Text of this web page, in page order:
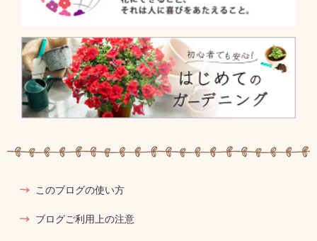
このブログの使い方
ブログご利用上の注意